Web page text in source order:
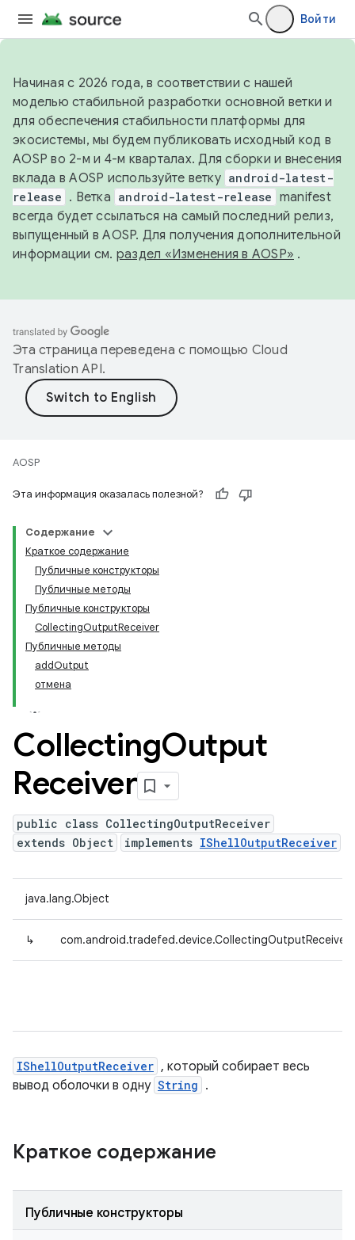
Войти
Начиная с 2026 года, в соответствии с нашей
моделью стабильной разработки основной ветки и
для обеспечения стабильности платформы для
экосистемы, мы будем публиковать исходный код в
AOSP во 2-м и 4-м кварталах. Для сборки и внесения
вклада в AOSP используйте ветку android-latest-
release . Ветка android-latest-release manifest
всегда будет ссылаться на самый последний релиз,
выпущенный в AOSP. Для получения дополнительной
информации см. раздел «Изменения в AOSP» .
Эта страница переведена с помощью Cloud
Translation API.
AOSP
Эта информация оказалась полезной?
Содержание
Краткое содержание
Публичные конструкторы
Публичные методы
Публичные конструкторы
CollectingOutputReceiver
Публичные методы
addOutput
отмена
CollectingOutput
Receiver
public class CollectingOutputReceiver
extends Object
implements IShellOutputReceiver
java.lang.Object
↳ com.android.tradefed.device.CollectingOutputReceiver
IShellOutputReceiver , который собирает весь
вывод оболочки в одну String .
Краткое содержание
Публичные конструкторы